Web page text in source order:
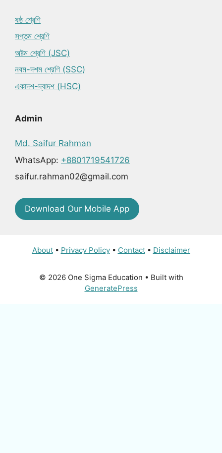
ষষ্ঠ শ্রেণি
সপ্তম শ্রেণি
অষ্টম শ্রেণি (JSC)
নবম-দশম শ্রেণি (SSC)
একাদশ-দ্বাদশ (HSC)
Admin
Md. Saifur Rahman
WhatsApp: +8801719541726
saifur.rahman02@gmail.com
Download Our Mobile App
About• Privacy Policy• Contact• Disclaimer
© 2026 One Sigma Education • Built with
GeneratePress